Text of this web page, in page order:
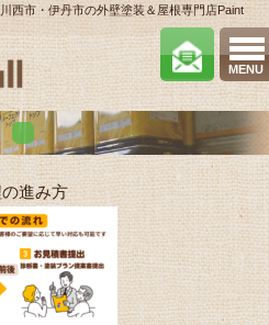
MENU
西市・伊丹市の外壁塗装＆屋根専門店Paint
進み方